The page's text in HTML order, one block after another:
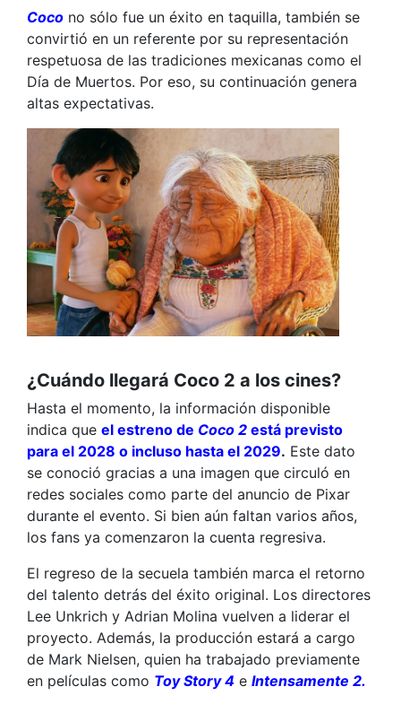
Coco no sólo fue un éxito en taquilla, también se
convirtió en un referente por su representación
respetuosa de las tradiciones mexicanas como el
Día de Muertos. Por eso, su continuación genera
altas expectativas.
¿Cuándo llegará Coco 2 a los cines?
Hasta el momento, la información disponible
indica que el estreno de Coco 2 está previsto
para el 2028 o incluso hasta el 2029. Este dato
se conoció gracias a una imagen que circuló en
redes sociales como parte del anuncio de Pixar
durante el evento. Si bien aún faltan varios años,
los fans ya comenzaron la cuenta regresiva.
El regreso de la secuela también marca el retorno
del talento detrás del éxito original. Los directores
Lee Unkrich y Adrian Molina vuelven a liderar el
proyecto. Además, la producción estará a cargo
de Mark Nielsen, quien ha trabajado previamente
en películas como Toy Story 4 e Intensamente 2.